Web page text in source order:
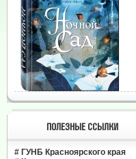
ПОЛЕЗНЫЕ ССЫЛКИ
# ГУНБ Красноярского края